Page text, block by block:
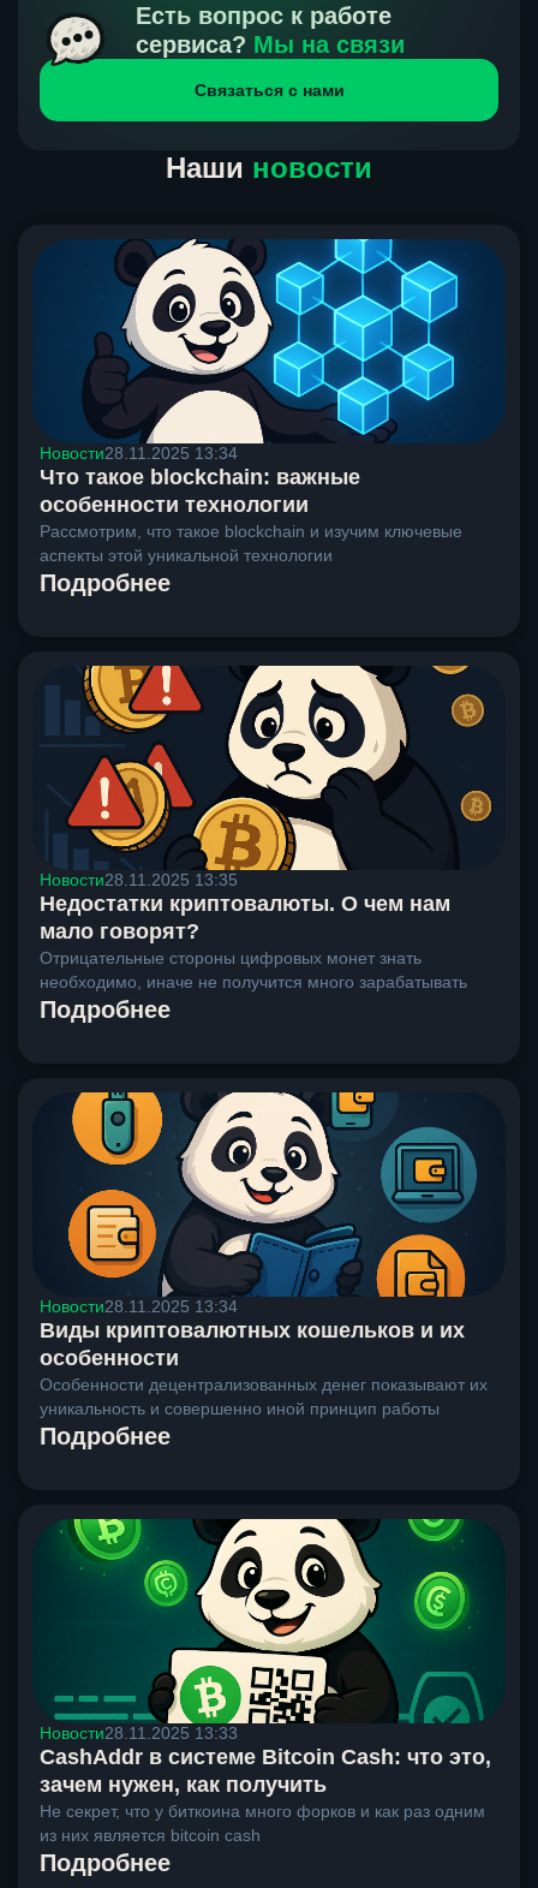
получения нами средств от тебя, а на другой части
направлений курс, указанный на сайте, является
окончательным. Если сомневаешься, напиши в онлайн-
чат на сайте, мы поможем разобраться.
Есть вопрос к работе
сервиса? Мы на связи
Связаться с нами
Наши новости
Новости28.11.2025 13:34
Что такое blockchain: важные
особенности технологии
Рассмотрим, что такое blockchain и изучим ключевые
аспекты этой уникальной технологии
Подробнее
Новости28.11.2025 13:35
Недостатки криптовалюты. О чем нам
мало говорят?
Отрицательные стороны цифровых монет знать
необходимо, иначе не получится много зарабатывать
Подробнее
Новости28.11.2025 13:34
Виды криптовалютных кошельков и их
особенности
Особенности децентрализованных денег показывают их
уникальность и совершенно иной принцип работы
Подробнее
Новости28.11.2025 13:33
CashAddr в системе Bitcoin Cash: что это,
зачем нужен, как получить
Не секрет, что у биткоина много форков и как раз одним
из них является bitcoin cash
Подробнее